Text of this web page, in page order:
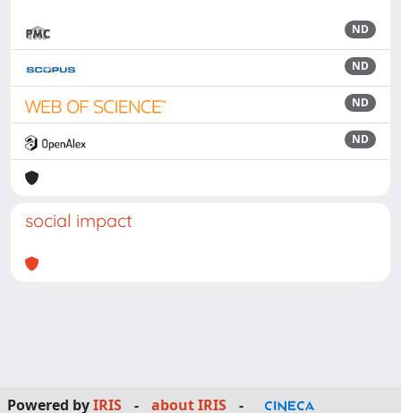
ND
ND
ND
ND
social impact
Powered byIRIS - about IRIS -